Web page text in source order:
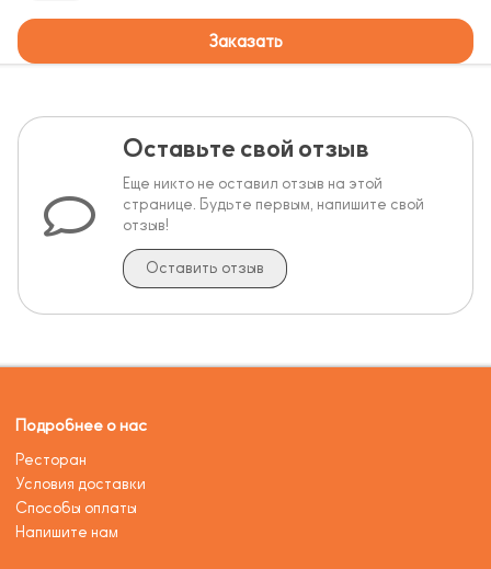
Заказать
Оставьте свой отзыв
Еще никто не оставил отзыв на этой
странице. Будьте первым, напишите свой
отзыв!
Оставить отзыв
Подробнее о нас
Ресторан
Условия доставки
Способы оплаты
Напишите нам